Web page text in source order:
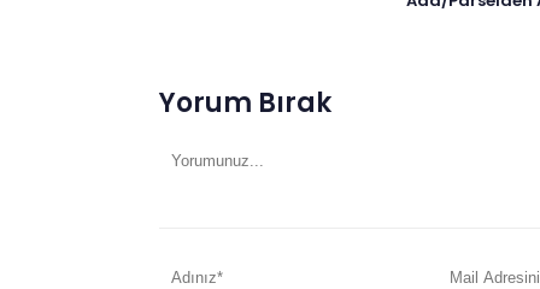
Yorum Bırak